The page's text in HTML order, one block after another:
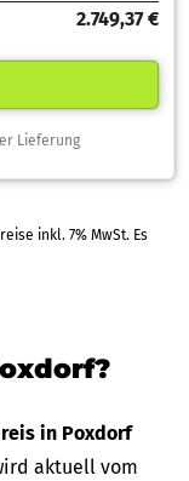
2.749,37 €
Lieferung
MwSt. Es
in Poxdorf
aktuell vom